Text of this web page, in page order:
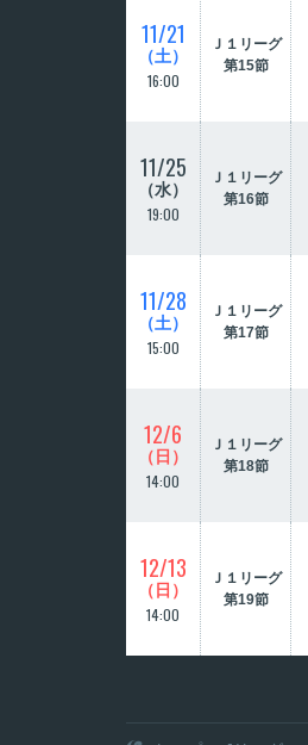
11/21
（土）
16:00
Ｊ１リーグ
第15節
11/25
（水）
19:00
Ｊ１リーグ
第16節
11/28
（土）
15:00
Ｊ１リーグ
第17節
12/6
（日）
14:00
Ｊ１リーグ
第18節
12/13
（日）
14:00
Ｊ１リーグ
第19節